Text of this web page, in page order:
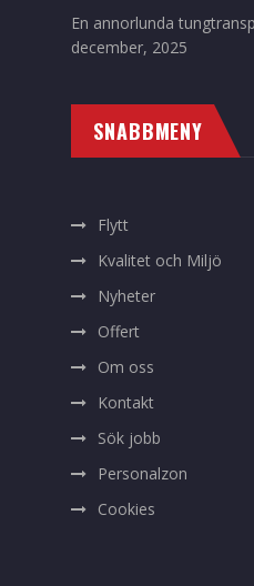
En annorlunda
december, 2025
SNABBMENY
Flytt
Kvalitet och Miljö
Nyheter
Offert
Om oss
Kontakt
Sök jobb
Personalzon
Cookies